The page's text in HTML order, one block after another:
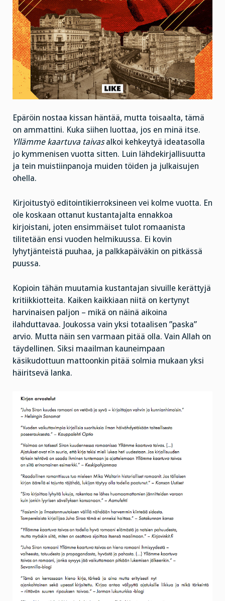
Epäröin nostaa kissan häntää, mutta toisaalta, tämä
on ammattini. Kuka siihen luottaa, jos en minä itse.
Yllämme kaartuva taivasalkoi kehkeytyä ideatasolla
jo kymmenisen vuotta sitten. Luin lähdekirjallisuutta
ja tein muistiinpanoja muiden töiden ja julkaisujen
ohella.
Kirjoitustyö editointikierroksineen vei kolme vuotta. En
ole koskaan ottanut kustantajalta ennakkoa
kirjoistani, joten ensimmäiset tulot romaanista
tilitetään ensi vuoden helmikuussa. Ei kovin
lyhytjänteistä puuhaa, ja palkkapäiväkin on pitkässä
puussa.
Kopioin tähän muutamia kustantajan sivuille kerättyjä
kritiikkiotteita. Kaiken kaikkiaan niitä on kertynyt
harvinaisen paljon – mikä on näinä aikoina
ilahduttavaa. Joukossa vain yksi totaalisen ”paska”
arvio. Mutta näin sen varmaan pitää olla. Vain Allah on
täydellinen. Siksi maailman kauneimpaan
käsikudottuun mattoonkin pitää solmia mukaan yksi
häiritsevä lanka.